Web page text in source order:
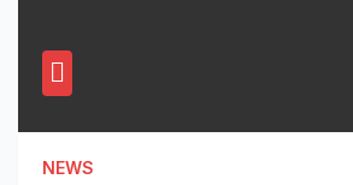
NEWS